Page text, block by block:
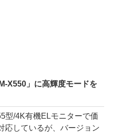
X550」に高輝度モードを
/4K有機ELモニターで価
応しているが、バージョン